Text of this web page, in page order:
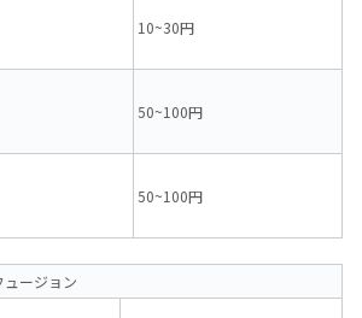
10~30円
50~100円
50~100円
ージョン